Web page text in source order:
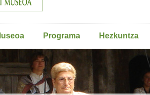
Programa Hezkuntza